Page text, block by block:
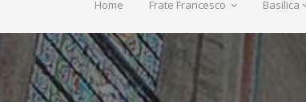
Home Frate Francesco Basilica